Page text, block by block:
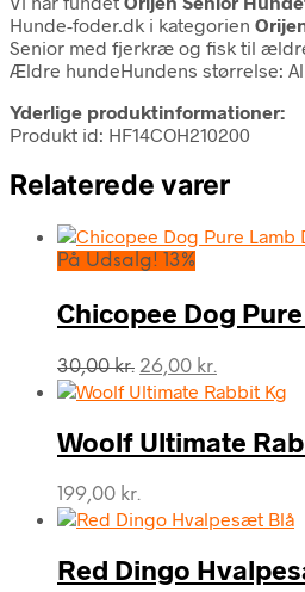
Hunde-foder.dk i kategorien
Senior med fjerkræ og fisk til
Ældre hundeHundens størrelse:
Yderlige produktinformationer:
Produkt id: HF14COH210200
Relaterede varer
På Udsalg! 13%
Chicopee Dog
30,00kr. Den
oprindelige
var:
30,00 kr..
26,00 kr.
aktuelle
er:
26,00 kr..
Woolf Ultimate
199,00 kr.
Red Dingo